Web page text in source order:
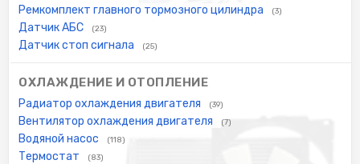
Ремкомплект главного тормозного цилиндра (3)
Датчик АБС (23)
Датчик стоп сигнала (25)
ОХЛАЖДЕНИЕ И ОТОПЛЕНИЕ
Радиатор охлаждения двигателя (39)
Вентилятор охлаждения двигателя (7)
Водяной насос (118)
Термостат (83)